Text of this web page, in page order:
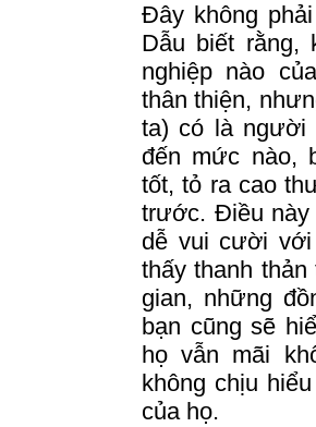
Đây không
Dẫu biết rằng,
nghiệp nào
thân thiện,
ta) có là người
đến mức nào,
tốt, tỏ ra cao
trước. Điều
dễ vui cười
thấy thanh
gian, những
bạn cũng sẽ
họ vẫn mãi
không chịu
của họ.